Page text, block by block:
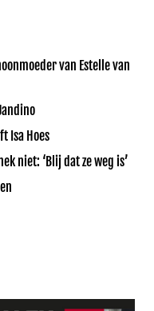
van Estelle van
Isa Hoes
niet: ‘Blij dat ze weg is’